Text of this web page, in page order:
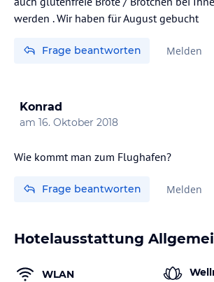
werden . Wir haben für August gebucht
Frage beantworten Melden
Konrad
am 16. Oktober 2018
Wie kommt man zum Flughafen?
Frage beantworten Melden
Hotelausstattung
WLAN